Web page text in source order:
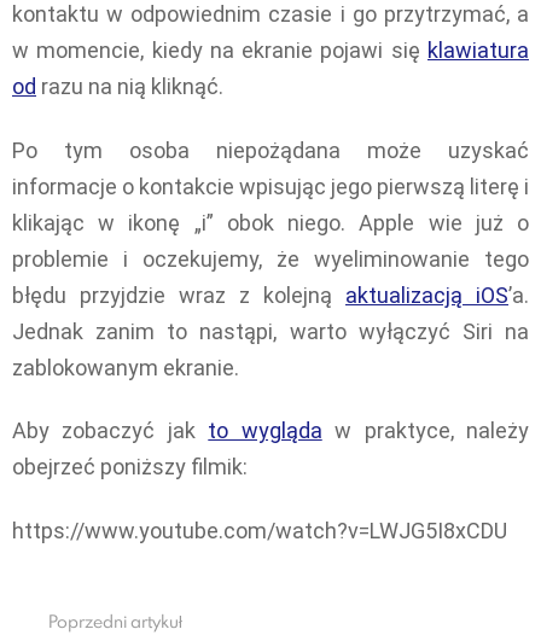
kontaktu w odpowiednim czasie i go przytrzymać, a
w momencie, kiedy na ekranie pojawi się klawiatura
od razu na nią kliknąć.
Po tym osoba niepożądana może uzyskać
informacje o kontakcie wpisując jego pierwszą literę i
klikając w ikonę „i” obok niego. Apple wie już o
problemie i oczekujemy, że wyeliminowanie tego
błędu przyjdzie wraz z kolejną aktualizacją iOS’a.
Jednak zanim to nastąpi, warto wyłączyć Siri na
zablokowanym ekranie.
Aby zobaczyć jak to wygląda w praktyce, należy
obejrzeć poniższy filmik:
https://www.youtube.com/watch?v=LWJG5I8xCDU
Poprzedni artykuł